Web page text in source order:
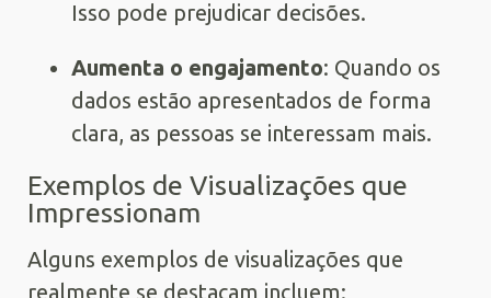
Isso pode prejudicar decisões.
Aumenta o engajamento: Quando os
dados estão apresentados de forma
clara, as pessoas se interessam mais.
Exemplos de Visualizações que
Impressionam
Alguns exemplos de visualizações que
realmente se destacam incluem: